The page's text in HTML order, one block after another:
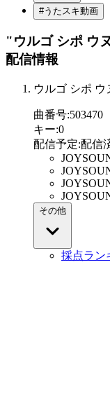
#うたスキ動画
"ウルゴ シポ ウ
配信情報
ウルゴ シポ ウ
曲番号:503470
キー:0
配信予定:配信
その他
採点ラン